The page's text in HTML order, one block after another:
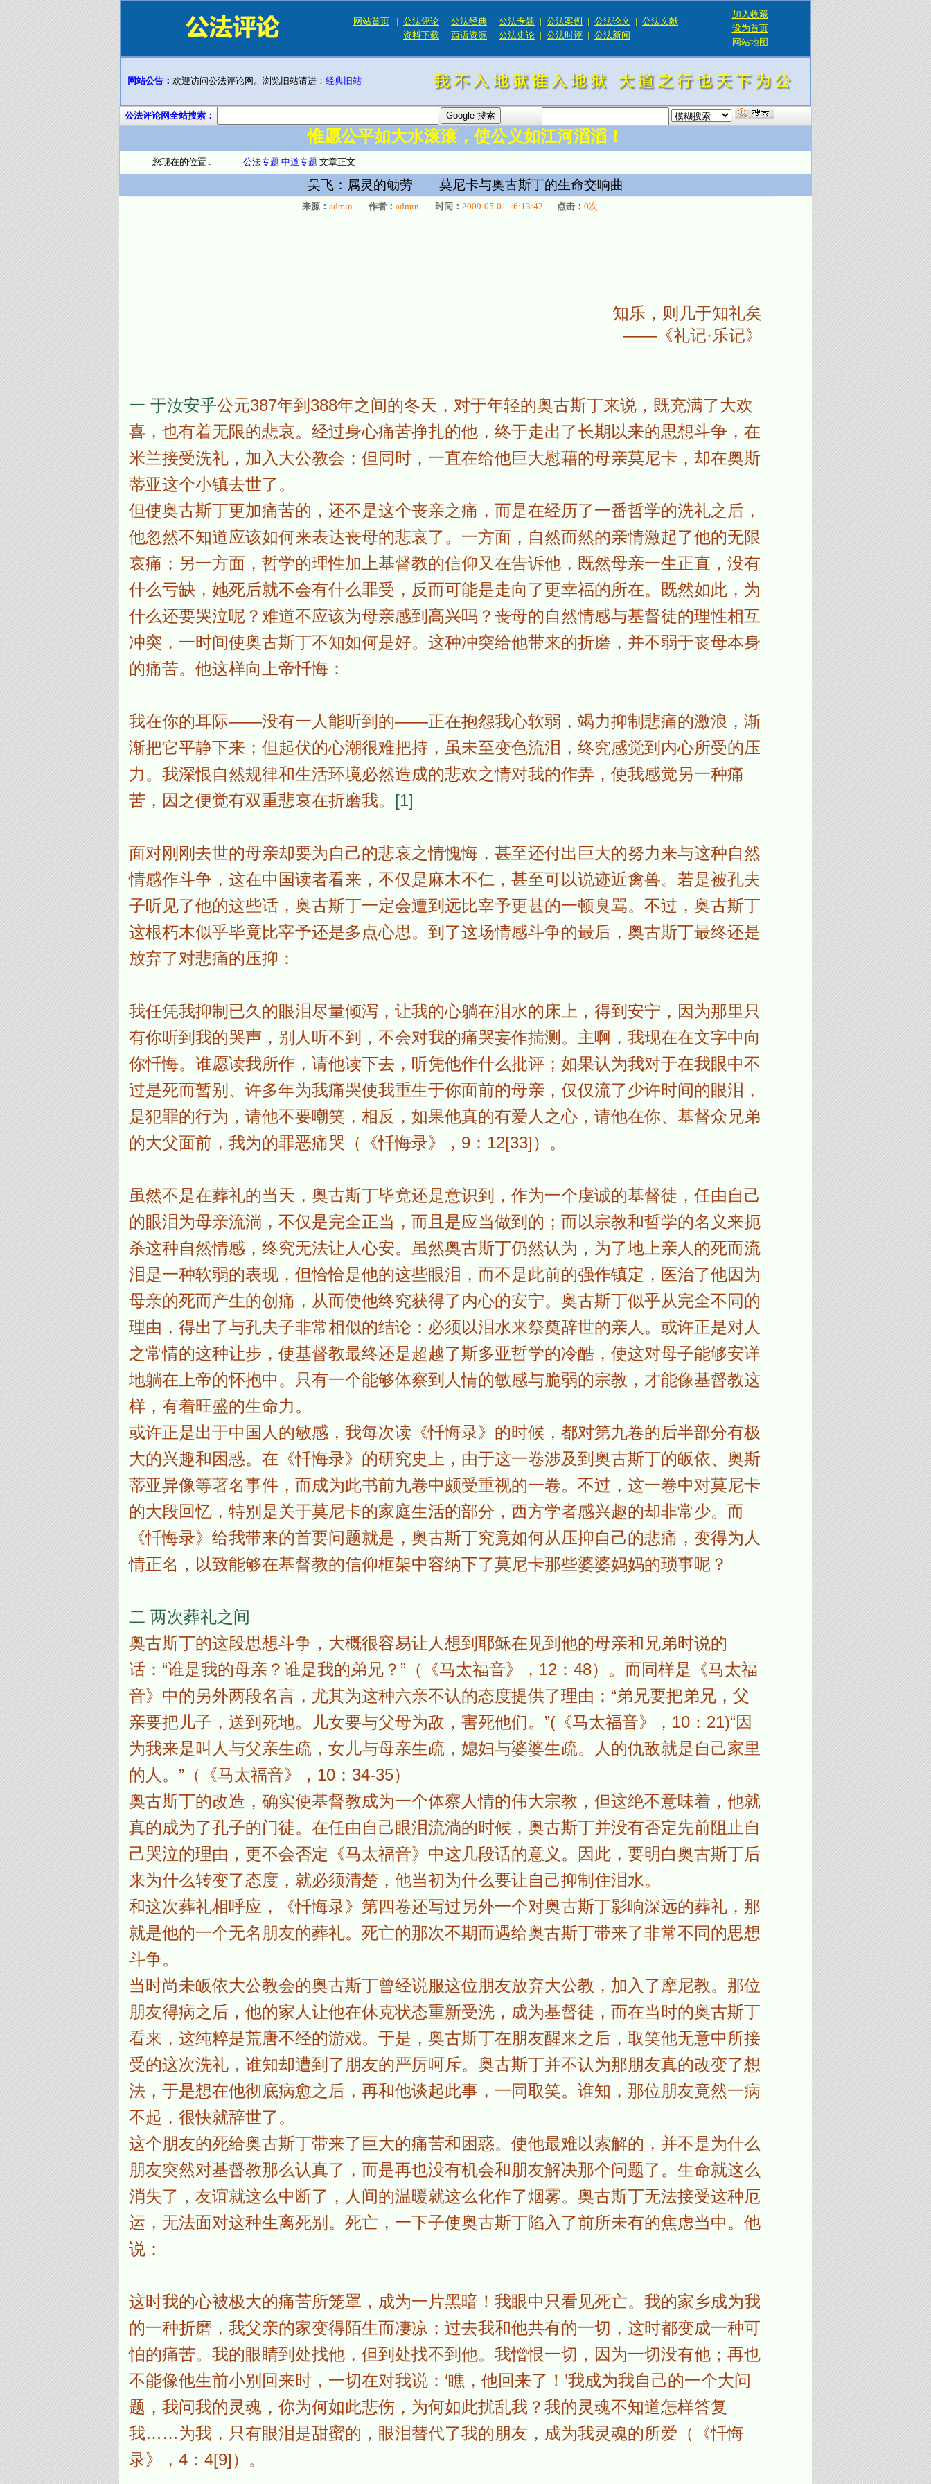
网站首页 | 公法评论 | 公法经典 | 公法专题 | 公法案例 | 公法论文 | 公法文献 |
资料下载 | 西语资源 | 公法史论 | 公法时评 | 公法新闻
加入收藏
设为首页
网站地图
网站公告： 欢迎访问公法评论网。浏览旧站请进： 经典旧站
公法评论网全站搜索：
惟愿公平如大水滚滚，使公义如江河滔滔！
您现在的位置 : 公法专题 中道专题 文章正文
吴飞：属灵的劬劳――莫尼卡与奥古斯丁的生命交响曲
来源： admin 作者： admin 时间： 2009-05-01 16:13:42 点击： 0次
知乐，则几于知礼矣
――《礼记·乐记》
一 于汝安乎公元387年到388年之间的冬天，对于年轻的奥古斯丁来说，既充满了大欢
喜，也有着无限的悲哀。经过身心痛苦挣扎的他，终于走出了长期以来的思想斗争，在
米兰接受洗礼，加入大公教会；但同时，一直在给他巨大慰藉的母亲莫尼卡，却在奥斯
蒂亚这个小镇去世了。
但使奥古斯丁更加痛苦的，还不是这个丧亲之痛，而是在经历了一番哲学的洗礼之后，
他忽然不知道应该如何来表达丧母的悲哀了。一方面，自然而然的亲情激起了他的无限
哀痛；另一方面，哲学的理性加上基督教的信仰又在告诉他，既然母亲一生正直，没有
什么亏缺，她死后就不会有什么罪受，反而可能是走向了更幸福的所在。既然如此，为
什么还要哭泣呢？难道不应该为母亲感到高兴吗？丧母的自然情感与基督徒的理性相互
冲突，一时间使奥古斯丁不知如何是好。这种冲突给他带来的折磨，并不弱于丧母本身
的痛苦。他这样向上帝忏悔：
我在你的耳际――没有一人能听到的――正在抱怨我心软弱，竭力抑制悲痛的激浪，渐
渐把它平静下来；但起伏的心潮很难把持，虽未至变色流泪，终究感觉到内心所受的压
力。我深恨自然规律和生活环境必然造成的悲欢之情对我的作弄，使我感觉另一种痛
苦，因之便觉有双重悲哀在折磨我。 [1]
面对刚刚去世的母亲却要为自己的悲哀之情愧悔，甚至还付出巨大的努力来与这种自然
情感作斗争，这在中国读者看来，不仅是麻木不仁，甚至可以说迹近禽兽。若是被孔夫
子听见了他的这些话，奥古斯丁一定会遭到远比宰予更甚的一顿臭骂。不过，奥古斯丁
这根朽木似乎毕竟比宰予还是多点心思。到了这场情感斗争的最后，奥古斯丁最终还是
放弃了对悲痛的压抑：
我任凭我抑制已久的眼泪尽量倾泻，让我的心躺在泪水的床上，得到安宁，因为那里只
有你听到我的哭声，别人听不到，不会对我的痛哭妄作揣测。主啊，我现在在文字中向
你忏悔。谁愿读我所作，请他读下去，听凭他作什么批评；如果认为我对于在我眼中不
过是死而暂别、许多年为我痛哭使我重生于你面前的母亲，仅仅流了少许时间的眼泪，
是犯罪的行为，请他不要嘲笑，相反，如果他真的有爱人之心，请他在你、基督众兄弟
的大父面前，我为的罪恶痛哭（《忏悔录》，9：12[33]）。
虽然不是在葬礼的当天，奥古斯丁毕竟还是意识到，作为一个虔诚的基督徒，任由自己
的眼泪为母亲流淌，不仅是完全正当，而且是应当做到的；而以宗教和哲学的名义来扼
杀这种自然情感，终究无法让人心安。虽然奥古斯丁仍然认为，为了地上亲人的死而流
泪是一种软弱的表现，但恰恰是他的这些眼泪，而不是此前的强作镇定，医治了他因为
母亲的死而产生的创痛，从而使他终究获得了内心的安宁。奥古斯丁似乎从完全不同的
理由，得出了与孔夫子非常相似的结论：必须以泪水来祭奠辞世的亲人。或许正是对人
之常情的这种让步，使基督教最终还是超越了斯多亚哲学的冷酷，使这对母子能够安详
地躺在上帝的怀抱中。只有一个能够体察到人情的敏感与脆弱的宗教，才能像基督教这
样，有着旺盛的生命力。
或许正是出于中国人的敏感，我每次读《忏悔录》的时候，都对第九卷的后半部分有极
大的兴趣和困惑。在《忏悔录》的研究史上，由于这一卷涉及到奥古斯丁的皈依、奥斯
蒂亚异像等著名事件，而成为此书前九卷中颇受重视的一卷。不过，这一卷中对莫尼卡
的大段回忆，特别是关于莫尼卡的家庭生活的部分，西方学者感兴趣的却非常少。而
《忏悔录》给我带来的首要问题就是，奥古斯丁究竟如何从压抑自己的悲痛，变得为人
情正名，以致能够在基督教的信仰框架中容纳下了莫尼卡那些婆婆妈妈的琐事呢？
二 两次葬礼之间
奥古斯丁的这段思想斗争，大概很容易让人想到耶稣在见到他的母亲和兄弟时说的
话：“谁是我的母亲？谁是我的弟兄？”（《马太福音》，12：48）。而同样是《马太福
音》中的另外两段名言，尤其为这种六亲不认的态度提供了理由：“弟兄要把弟兄，父
亲要把儿子，送到死地。儿女要与父母为敌，害死他们。”(《马太福音》，10：21)“因
为我来是叫人与父亲生疏，女儿与母亲生疏，媳妇与婆婆生疏。人的仇敌就是自己家里
的人。”（《马太福音》，10：34-35）
奥古斯丁的改造，确实使基督教成为一个体察人情的伟大宗教，但这绝不意味着，他就
真的成为了孔子的门徒。在任由自己眼泪流淌的时候，奥古斯丁并没有否定先前阻止自
己哭泣的理由，更不会否定《马太福音》中这几段话的意义。因此，要明白奥古斯丁后
来为什么转变了态度，就必须清楚，他当初为什么要让自己抑制住泪水。
和这次葬礼相呼应，《忏悔录》第四卷还写过另外一个对奥古斯丁影响深远的葬礼，那
就是他的一个无名朋友的葬礼。死亡的那次不期而遇给奥古斯丁带来了非常不同的思想
斗争。
当时尚未皈依大公教会的奥古斯丁曾经说服这位朋友放弃大公教，加入了摩尼教。那位
朋友得病之后，他的家人让他在休克状态重新受洗，成为基督徒，而在当时的奥古斯丁
看来，这纯粹是荒唐不经的游戏。于是，奥古斯丁在朋友醒来之后，取笑他无意中所接
受的这次洗礼，谁知却遭到了朋友的严厉呵斥。奥古斯丁并不认为那朋友真的改变了想
法，于是想在他彻底病愈之后，再和他谈起此事，一同取笑。谁知，那位朋友竟然一病
不起，很快就辞世了。
这个朋友的死给奥古斯丁带来了巨大的痛苦和困惑。使他最难以索解的，并不是为什么
朋友突然对基督教那么认真了，而是再也没有机会和朋友解决那个问题了。生命就这么
消失了，友谊就这么中断了，人间的温暖就这么化作了烟雾。奥古斯丁无法接受这种厄
运，无法面对这种生离死别。死亡，一下子使奥古斯丁陷入了前所未有的焦虑当中。他
说：
这时我的心被极大的痛苦所笼罩，成为一片黑暗！我眼中只看见死亡。我的家乡成为我
的一种折磨，我父亲的家变得陌生而凄凉；过去我和他共有的一切，这时都变成一种可
怕的痛苦。我的眼睛到处找他，但到处找不到他。我憎恨一切，因为一切没有他；再也
不能像他生前小别回来时，一切在对我说：‘瞧，他回来了！’我成为我自己的一个大问
题，我问我的灵魂，你为何如此悲伤，为何如此扰乱我？我的灵魂不知道怎样答复
我……为我，只有眼泪是甜蜜的，眼泪替代了我的朋友，成为我灵魂的所爱（《忏悔
录》，4：4[9]）。